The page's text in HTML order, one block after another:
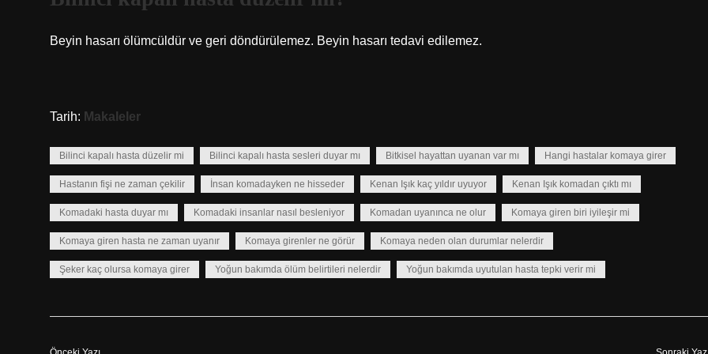
Beyin hasarı ölümcüldür ve geri döndürülemez. Beyin hasarı tedavi edilemez.
Tarih: Makaleler
Bilinci kapalı hasta düzelir mi Bilinci kapalı hasta sesleri duyar mı Bitkisel hayattan uyanan var mı Hangi hastalar komaya girer
Hastanın fişi ne zaman çekilir İnsan komadayken ne hisseder Kenan Işık kaç yıldır uyuyor Kenan Işık komadan çıktı mı
Komadaki hasta duyar mı Komadaki insanlar nasıl besleniyor Komadan uyanınca ne olur Komaya giren biri iyileşir mi
Komaya giren hasta ne zaman uyanır Komaya girenler ne görür Komaya neden olan durumlar nelerdir
Şeker kaç olursa komaya girer Yoğun bakımda ölüm belirtileri nelerdir Yoğun bakımda uyutulan hasta tepki verir mi